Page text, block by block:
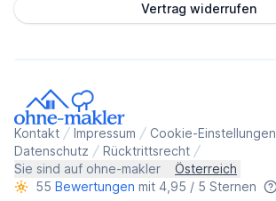
Vertrag widerrufen
Kontakt Impressum Cookie-Einstellungen
Datenschutz
Rücktrittsrecht
Sie sind auf ohne-makler
Österreich
55 Bewertungen mit 4,95 / 5 Sternen